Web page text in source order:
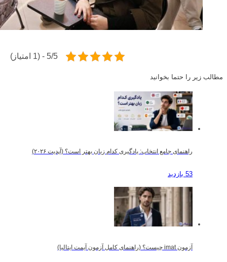
5/5 - (1 امتیاز)
مطالب زیر را حتما بخوانید
راهنمای جامع انتخاب: یادگیری کدام زبان بهتر است؟ (آپدیت ۲۰۲۶)
53 بازدید
آزمون imat چیست؟ (راهنمای کامل آزمون آیمت ایتالیا)